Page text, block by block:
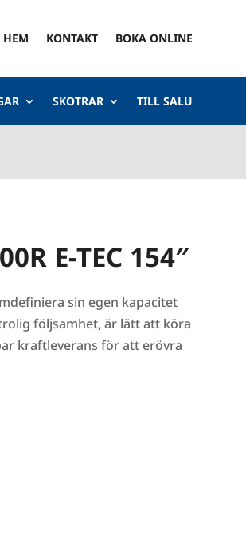
HEM KONTAKT BOKA ONLINE
SKOTRAR TILL SALU
E-TEC 154″
sin egen kapacitet
följsamhet, är lätt att köra
kraftleverans för att erövra